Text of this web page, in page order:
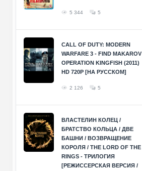
5 344 5
CALL OF DUTY: MODERN
WARFARE 3 - FIND MAKAROV
OPERATION KINGFISH (2011)
HD 720P [НА РУССКОМ]
2 126 5
ВЛАСТЕЛИН КОЛЕЦ /
БРАТСТВО КОЛЬЦА / ДВЕ
БАШНИ / ВОЗВРАЩЕНИЕ
КОРОЛЯ / THE LORD OF THE
RINGS - ТРИЛОГИЯ
[РЕЖИССЕРСКАЯ ВЕРСИЯ /